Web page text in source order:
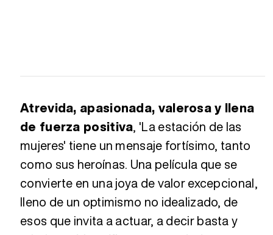
Atrevida, apasionada, valerosa y llena
de fuerza positiva, 'La estación de las
mujeres' tiene un mensaje fortísimo, tanto
como sus heroínas. Una película que se
convierte en una joya de valor excepcional,
lleno de un optimismo no idealizado, de
esos que invita a actuar, a decir basta y